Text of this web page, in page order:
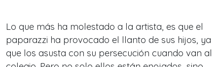
Lo que más ha molestado a la artista, es que el
paparazzi ha provocado el llanto de sus hijos, ya
que los asusta con su persecución cuando van al